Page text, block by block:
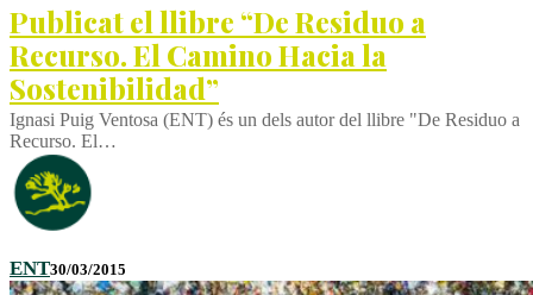
Publicat el llibre “De Residuo a
Recurso. El Camino Hacia la
Sostenibilidad”
Ignasi Puig Ventosa (ENT) és un dels autor del llibre "De Residuo a
Recurso. El…
ENT30/03/2015